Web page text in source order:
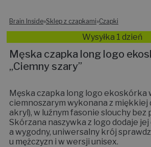
Brain Inside»Sklep z czapkami»Czapki
Wysyłka 1 dzień
Męska czapka long logo
„Ciemny szary”
Męska czapka long logo ekoskórka
ciemnoszarym wykonana z miękkiej
akryl), w luźnym fasonie slouchy bez
Skórzana naszywka z logo dodaje
a wygodny, uniwersalny krój
u mężczyzn i w wersji unisex.